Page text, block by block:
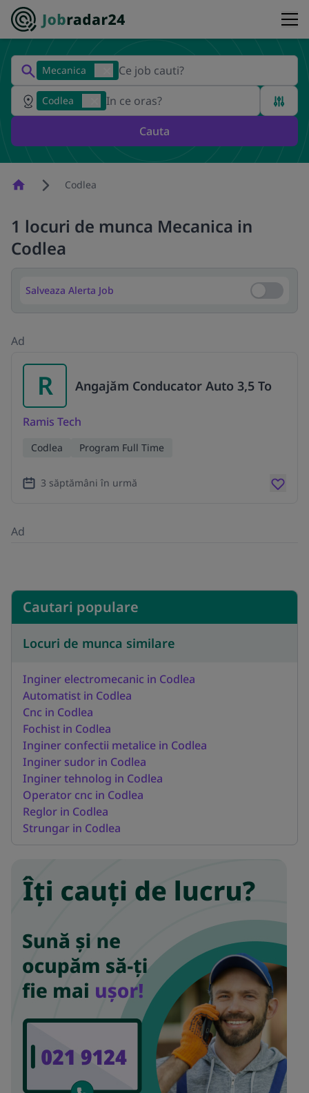
Mecanica
Codlea
Cauta
HomepageCodlea
1 locuri de munca Mecanica in
Codlea
Salveaza Alerta Job Salveaza
Ad
R Angajăm Conducator Auto 3,5 To
Ramis Tech
Codlea Program Full Time
3 săptămâni în urmă
Ad
Cautari populare
Locuri de munca similare
Inginer electromecanic in Codlea
Automatist in Codlea
Cnc in Codlea
Fochist in Codlea
Inginer confectii metalice in Codlea
Inginer sudor in Codlea
Inginer tehnolog in Codlea
Operator cnc in Codlea
Reglor in Codlea
Strungar in Codlea